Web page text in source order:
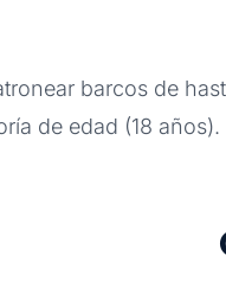
barcos de
de edad (18 años).